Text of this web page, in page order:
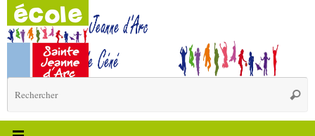
Passer
au
contenu
: